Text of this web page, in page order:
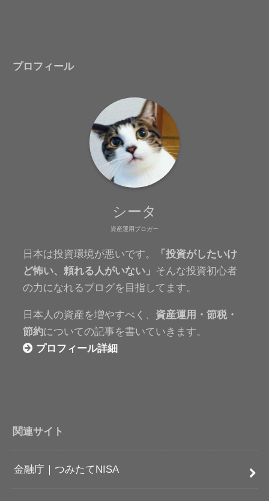
プロフィール
シータ
資産運用ブロガー
日本は投資環境が悪いです。
「投資がしたいけ
ど怖い、頼れる人がいない」 そんな投資初心者
の力になれるブログを目指してます。
日本人の資産を増やすべく、 資産運用・節税・
節約についての記事を書いていきます。
プロフィール詳細
関連サイト
金融庁｜つみたてNISA